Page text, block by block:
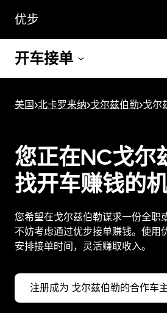
容
优步
开车接单
美国>北卡罗来纳>戈尔兹伯勒>戈尔
您正在NC戈尔
找开车赚钱的机
您希望在戈尔兹伯勒谋求一份全职
不妨考虑通过优步接单赚钱。使用
安排接单时间，灵活赚取收入。
注册成为 戈尔兹伯勒的合作车